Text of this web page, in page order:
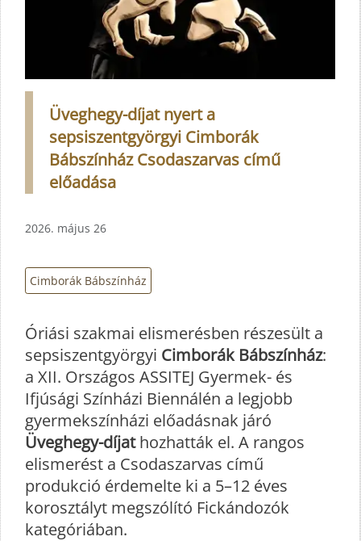
Üveghegy-díjat nyert a
sepsiszentgyörgyi Cimborák
Bábszínház Csodaszarvas című
előadása
2026. május 26
Cimborák Bábszínház
Óriási szakmai elismerésben részesült a
sepsiszentgyörgyi Cimborák Bábszínház:
a XII. Országos ASSITEJ Gyermek- és
Ifjúsági Színházi Biennálén a legjobb
gyermekszínházi előadásnak járó
Üveghegy-díjathozhatták el. A rangos
elismerést a Csodaszarvas című
produkció érdemelte ki a 5–12 éves
korosztályt megszólító Fickándozók
kategóriában.